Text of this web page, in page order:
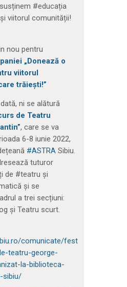
#educația
viitorul comunității!
nou pentru
„Donează o
viitorul
trăiești!”
ni se alătură
de Teatru
, care se va
6-8 iunie 2022,
#ASTRASibiu.
tuturor
de #teatru și
și se
a trei secțiuni:
și Teatru scurt.
comunicate/fest
teatru-george-
la-biblioteca-
sibiu/